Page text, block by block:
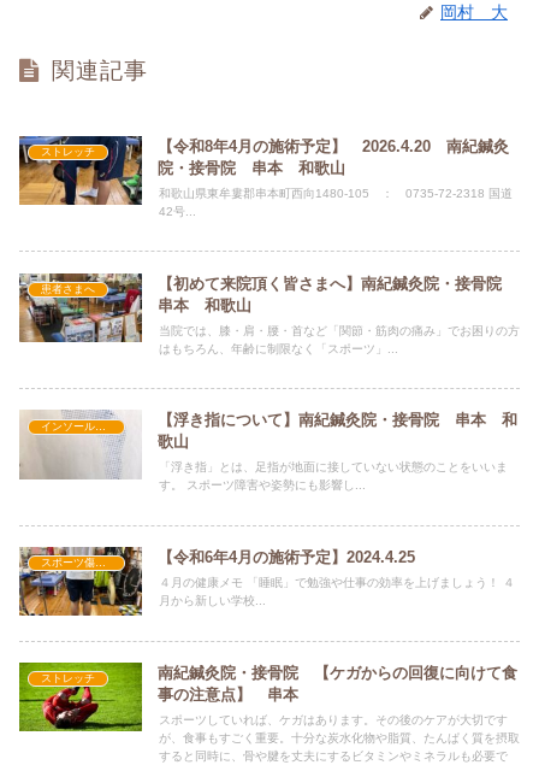
岡村 大
関連記事
ストレッチ
【令和8年4月の施術予定】 2026.4.20 南紀鍼灸
院・接骨院 串本 和歌山
和歌山県東牟婁郡串本町西向1480-105 ： 0735-72-2318 国道
42号...
患者さまへ
【初めて来院頂く皆さまへ】南紀鍼灸院・接骨院
串本 和歌山
当院では、膝・肩・腰・首など「関節・筋肉の痛み」でお困りの方
はもちろん、年齢に制限なく「スポーツ」...
【浮き指について】南紀鍼灸院・接骨院 串本 和
歌山
「浮き指」とは、足指が地面に接していない状態のことをいいま
す。 スポーツ障害や姿勢にも影響し...
スポーツ傷害・障害 【令和6年4月の施術予定】2024.4.25
４月の健康メモ 「睡眠」で勉強や仕事の効率を上げましょう！ ４
月から新しい学校...
ストレッチ
南紀鍼灸院・接骨院 【ケガからの回復に向けて食
事の注意点】 串本
スポーツしていれば、ケガはあります。その後のケアが大切です
が、食事もすごく重要。十分な炭水化物や脂質、たんぱく質を摂取
すると同時に、骨や腱を丈夫にするビタミンやミネラルも必要で